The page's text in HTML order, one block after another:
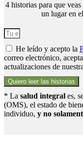
4 historias para que
un lugar en
He leído y acepto la
correo electrónico,
actualizaciones de
Quiero leer las historias
* La salud integral es,
(OMS), el estado de
individuo, y no